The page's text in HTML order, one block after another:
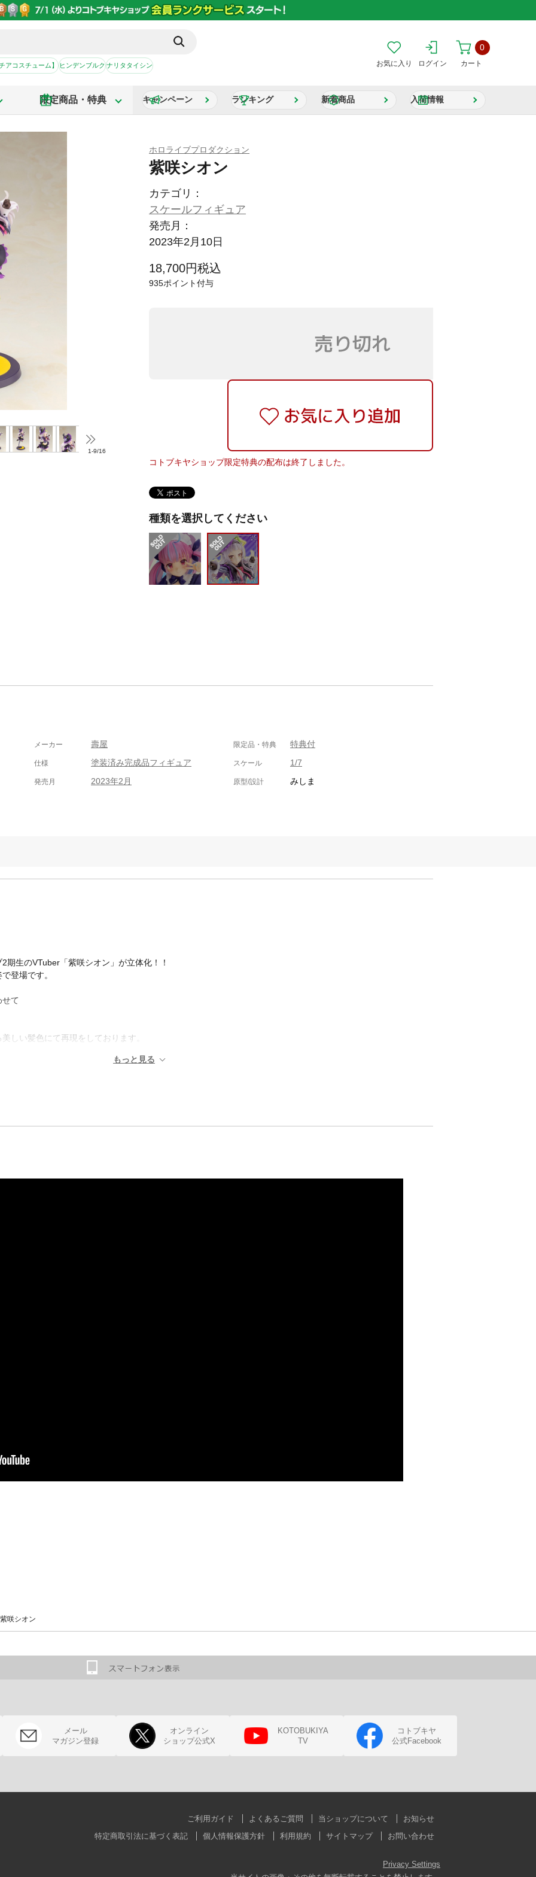
アコスチューム】ヒンデンブルクナリタタイシン お気に入り ログイン カート
0
限定商品・特典 キャンペーン ランキング 新着商品 入荷情報
1-9/16
ホロライブプロダクション
紫咲シオン
カテゴリ：
スケールフィギュア
発売月：
2023年2月10日
18,700円税込
935ポイント付与
コトブキヤショップ限定特典の配布は終了しました。
種類を選択してください
メーカー 壽屋 限定品・特典 特典付
仕様 塗装済み完成品フィギュア スケール 1/7
発売月 2023年2月 原型/設計 みしま
生のVTuber「紫咲シオン」が立体化！！
登場です。
て
しい髪色にて再現をしております。
シオン
メール
マガジン登録
オンライン
ショップ公式X
KOTOBUKIYA
TV
コトブキヤ
公式Facebook
ご利用ガイド よくあるご質問 当ショップについて
お知らせ
特定商取引法に基づく表記
個人情報保護方針 利用規約 サイトマップ お問い合わせ
Privacy Settings